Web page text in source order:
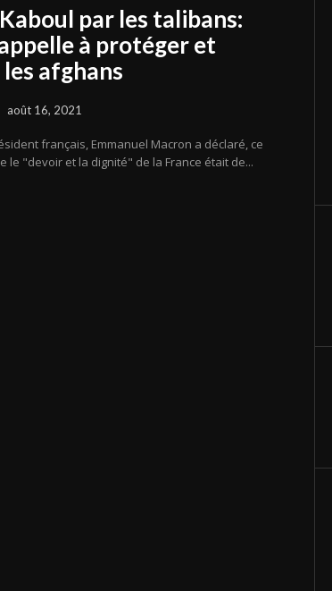
par les talibans:
à protéger et
afghans
août 16, 2021
français, Emmanuel Macron a déclaré, ce
le "devoir et la dignité" de la France était de...